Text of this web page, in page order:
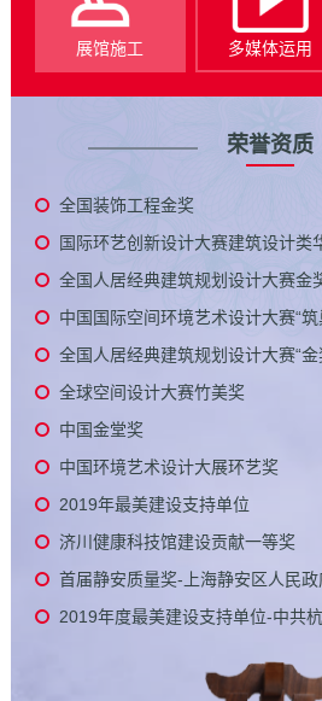
展馆施工 多媒体运用
荣誉资质
全国装饰工程金奖
国际环艺创新设计大赛建筑设计类
全国人居经典建筑规划设计大赛金
中国国际空间环境艺术设计大赛“筑
全国人居经典建筑规划设计大赛“金
全球空间设计大赛竹美奖
中国金堂奖
中国环境艺术设计大展环艺奖
2019年最美建设支持单位
济川健康科技馆建设贡献一等奖
首届静安质量奖-上海静安区人民政
2019年度最美建设支持单位-中共